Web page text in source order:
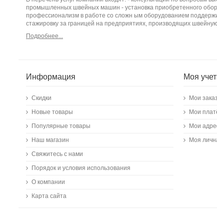
промышленных швейных машин - установка приобретенного
профессионализм в работе со сложн ым оборудованием
стажировку за границей на предприятиях, производящих
Подробнее...
Информация
Скидки
Новые товары
Популярные товары
Наш магазин
Свяжитесь с нами
Порядок и условия использования
О компании
Карта сайта
Моя
Мои
Мои
Мои
Моя